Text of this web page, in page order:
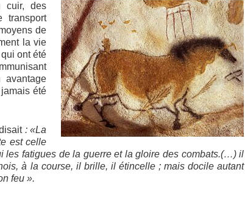
cuir, des
transport
de
la vie
ont été
été
: «La
est celle
les fatigues de la guerre et la gloire des combats.(…) il
à la course, il brille, il étincelle ; mais docile autant
feu ».